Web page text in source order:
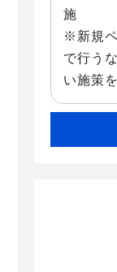
施
※新規
で行う
い施策